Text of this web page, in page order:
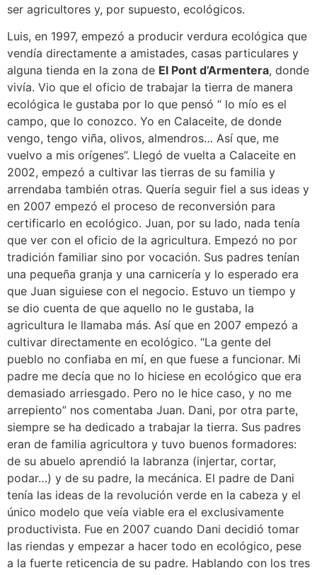
ser agricultores y, por supuesto, ecológicos.
Luis, en 1997, empezó a producir verdura ecológica que
vendía directamente a amistades, casas particulares y
alguna tienda en la zona de El Pont d’Armentera, donde
vivía. Vio que el oficio de trabajar la tierra de manera
ecológica le gustaba por lo que pensó “ lo mío es el
campo, que lo conozco. Yo en Calaceite, de donde
vengo, tengo viña, olivos, almendros… Así que, me
vuelvo a mis orígenes”. Llegó de vuelta a Calaceite en
2002, empezó a cultivar las tierras de su familia y
arrendaba también otras. Quería seguir fiel a sus ideas y
en 2007 empezó el proceso de reconversión para
certificarlo en ecológico. Juan, por su lado, nada tenía
que ver con el oficio de la agricultura. Empezó no por
tradición familiar sino por vocación. Sus padres tenían
una pequeña granja y una carnicería y lo esperado era
que Juan siguiese con el negocio. Estuvo un tiempo y
se dio cuenta de que aquello no le gustaba, la
agricultura le llamaba más. Así que en 2007 empezó a
cultivar directamente en ecológico. “La gente del
pueblo no confiaba en mí, en que fuese a funcionar. Mi
padre me decía que no lo hiciese en ecológico que era
demasiado arriesgado. Pero no le hice caso, y no me
arrepiento” nos comentaba Juan. Dani, por otra parte,
siempre se ha dedicado a trabajar la tierra. Sus padres
eran de familia agricultora y tuvo buenos formadores:
de su abuelo aprendió la labranza (injertar, cortar,
podar…) y de su padre, la mecánica. El padre de Dani
tenía las ideas de la revolución verde en la cabeza y el
único modelo que veía viable era el exclusivamente
productivista. Fue en 2007 cuando Dani decidió tomar
las riendas y empezar a hacer todo en ecológico, pese
a la fuerte reticencia de su padre. Hablando con los tres